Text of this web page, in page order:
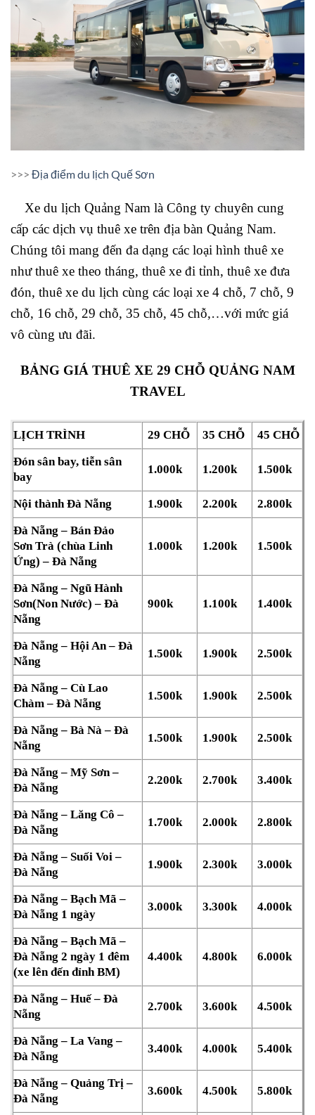
>>> Địa điểm du lịch Quế Sơn
Xe du lịch Quảng Nam là Công ty chuyên cung
cấp các dịch vụ thuê xe trên địa bàn Quảng Nam.
Chúng tôi mang đến đa dạng các loại hình thuê xe
như thuê xe theo tháng, thuê xe đi tỉnh, thuê xe đưa
đón, thuê xe du lịch cùng các loại xe 4 chỗ, 7 chỗ, 9
chỗ, 16 chỗ, 29 chỗ, 35 chỗ, 45 chỗ,…với mức giá
vô cùng ưu đãi.
BẢNG GIÁ THUÊ XE 29 CHỖ QUẢNG NAM
TRAVEL
LỊCH TRÌNH 29 CHỖ 35 CHỖ
45 CHỖ
Đón sân bay, tiễn sân
bay
1.000k 1.200k 1.500k
Nội thành Đà Nẵng 1.900k 2.200k
2.800k
Đà Nẵng – Bán Đảo
Sơn Trà (chùa Linh
Ứng) – Đà Nẵng
1.000k 1.200k 1.500k
Đà Nẵng – Ngũ Hành
Sơn(Non Nước) – Đà
Nẵng
900k 1.100k 1.400k
Đà Nẵng – Hội An – Đà
Nẵng
1.500k 1.900k 2.500k
Đà Nẵng – Cù Lao
Chàm – Đà Nẵng
1.500k 1.900k 2.500k
Đà Nẵng – Bà Nà – Đà
Nẵng
1.500k 1.900k 2.500k
Đà Nẵng – Mỹ Sơn –
Đà Nẵng
2.200k 2.700k 3.400k
Đà Nẵng – Lăng Cô –
Đà Nẵng
1.700k 2.000k 2.800k
Đà Nẵng – Suối Voi –
Đà Nẵng
1.900k 2.300k 3.000k
Đà Nẵng – Bạch Mã –
Đà Nẵng 1 ngày
3.000k 3.300k 4.000k
Đà Nẵng – Bạch Mã –
Đà Nẵng 2 ngày 1 đêm
(xe lên đến đỉnh BM)
4.400k 4.800k 6.000k
Đà Nẵng – Huế – Đà
Nẵng
2.700k 3.600k 4.500k
Đà Nẵng – La Vang –
Đà Nẵng
3.400k 4.000k 5.400k
Đà Nẵng – Quảng Trị –
Đà Nẵng
3.600k 4.500k 5.800k